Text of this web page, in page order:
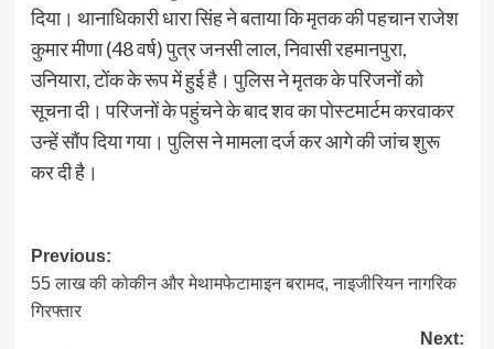
दिया। थानाधिकारी धारा सिंह ने बताया कि मृतक की पहचान राजेश
कुमार मीणा (48 वर्ष) पुत्र जनसी लाल, निवासी रहमानपुरा,
उनियारा, टोंक के रूप में हुई है। पुलिस ने मृतक के परिजनों को
सूचना दी। परिजनों के पहुंचने के बाद शव का पोस्टमार्टम करवाकर
उन्हें सौंप दिया गया। पुलिस ने मामला दर्ज कर आगे की जांच शुरू
कर दी है।
Post
navigation
Previous:
55 लाख की कोकीन और मेथामफेटामाइन बरामद, नाइजीरियन नागरिक
गिरफ्तार
Next: